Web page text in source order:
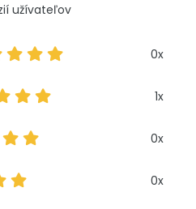
užívateľov
0x
1x
0x
0x